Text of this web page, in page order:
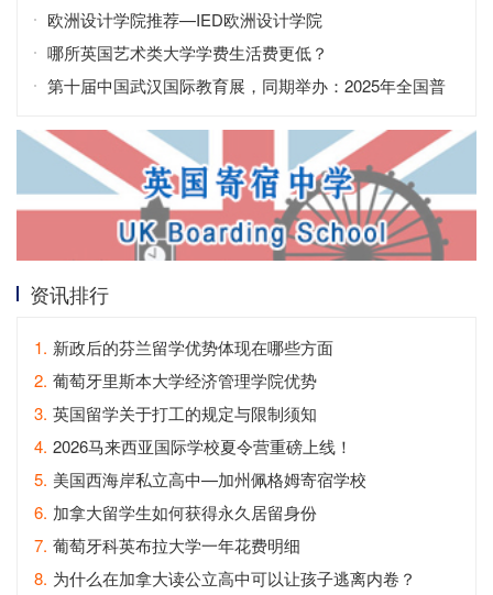
拿永居？
欧洲设计学院推荐—IED欧洲设计学院
哪所英国艺术类大学学费生活费更低？
第十届中国武汉国际教育展，同期举办：2025年全国普
资讯排行
1. 新政后的芬兰留学优势体现在哪些方面
2. 葡萄牙里斯本大学经济管理学院优势
3. 英国留学关于打工的规定与限制须知
4. 2026马来西亚国际学校夏令营重磅上线！
5. 美国西海岸私立高中—加州佩格姆寄宿学校
6. 加拿大留学生如何获得永久居留身份
7. 葡萄牙科英布拉大学一年花费明细
8. 为什么在加拿大读公立高中可以让孩子逃离内卷？